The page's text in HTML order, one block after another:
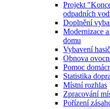
Projekt
odpadních
Doplnění
Modernizace
domu
Vybavení
Obnova
Pomoc
Statistika
Místní rozhlas
Zpracování
Pořízení